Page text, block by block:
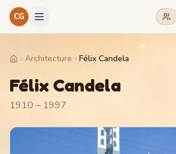
CG
HomeArchitecture Félix Candela
Félix Candela
1910 – 1997